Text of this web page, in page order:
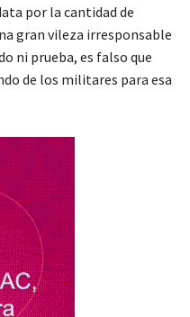
por la cantidad de
gran vileza irresponsable
ni prueba, es falso que
de los militares para esa